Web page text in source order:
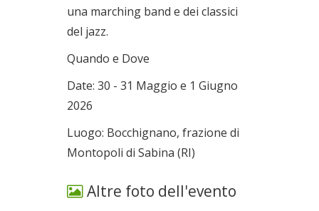
una marching band e dei classici
del jazz.
Quando e Dove
Date: 30 - 31 Maggio e 1 Giugno
2026
Luogo: Bocchignano, frazione di
Montopoli di Sabina (RI)
Altre foto dell'evento